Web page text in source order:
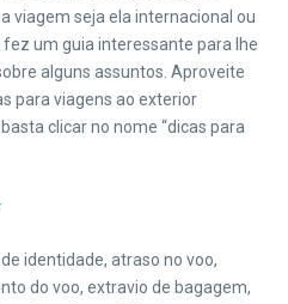
viagem seja ela internacional ou
um guia interessante para lhe
alguns assuntos. Aproveite
para viagens ao exterior
clicar no nome “dicas para
identidade, atraso no voo,
do voo, extravio de bagagem,